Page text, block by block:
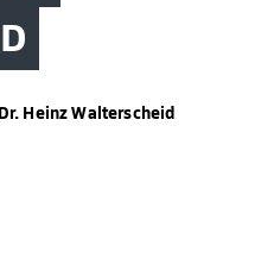
Heinz Walterscheid